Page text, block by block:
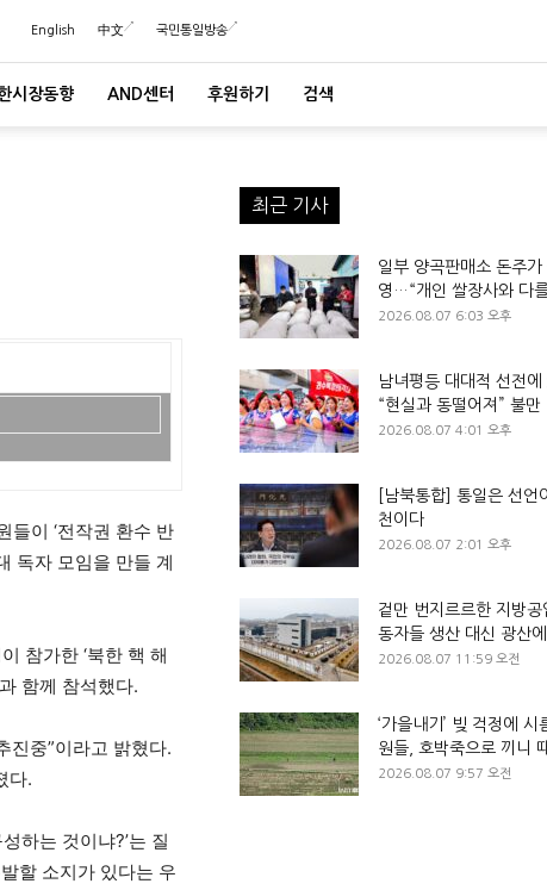
English 中文 국민통일방송
시장동향 AND센터 후원하기 검색
들이 ‘전작권 환수 반
독자 모임을 만들 계
참가한 ‘북한 핵 해
함께 참석했다.
진중”이라고 밝혔다.
다.
하는 것이냐?’는 질
할 소지가 있다는 우
최근 기사
일부 양곡판매소 돈주가
영…“개인 쌀장사와 다
2026.08.07 6:03 오후
남녀평등 대대적 선전
“현실과 동떨어져” 불만
2026.08.07 4:01 오후
[남북통합] 통일은 선언
천이다
2026.08.07 2:01 오후
겉만 번지르르한 지방
동자들 생산 대신 광산
2026.08.07 11:59 오전
‘가을내기’ 빚 걱정에 시
원들, 호박죽으로 끼니
2026.08.07 9:57 오전